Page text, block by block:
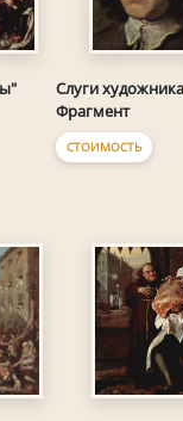
Слуги
Фрагмент
СТОИМОСТЬ